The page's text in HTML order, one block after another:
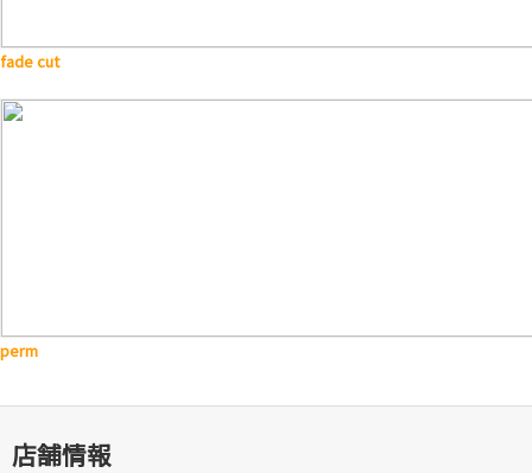
fade cut
perm
店舗情報